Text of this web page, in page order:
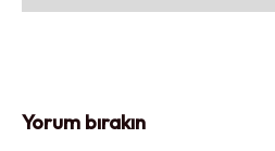
Yorum bırakın